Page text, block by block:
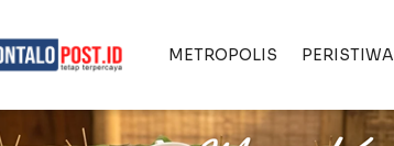
METROPOLIS PERISTIWA